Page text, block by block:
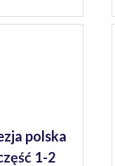
polska
1-2